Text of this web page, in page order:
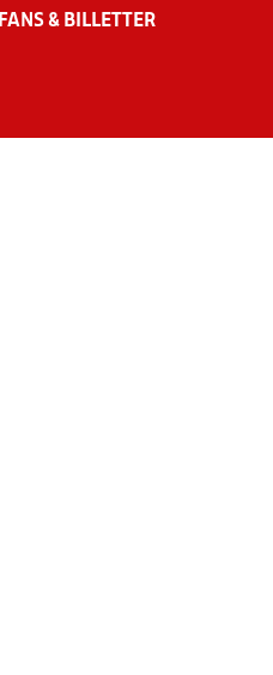
FANS & BILLETTER